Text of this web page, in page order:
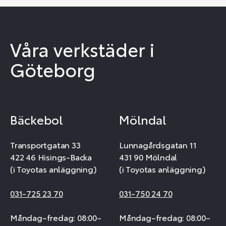
Våra verkstäder i
Göteborg
Bäckebol
Transportgatan 33
422 46 Hisings-Backa
(i Toyotas anläggning)
031-725 23 70
Måndag–fredag: 08:00–
Mölndal
Lunnagårdsgatan 11
431 90 Mölndal
(i Toyotas anläggning)
031-750 24 70
Måndag–fredag: 08:00–